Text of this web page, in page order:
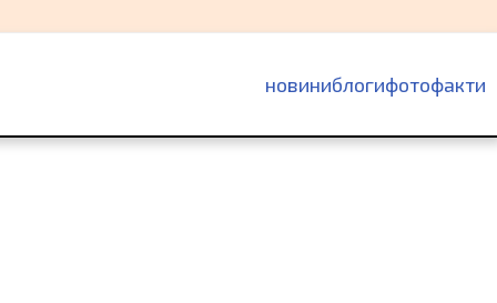
основна
навіґація
новиниблогифотофакти